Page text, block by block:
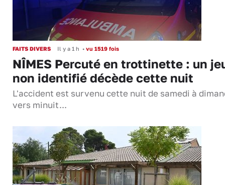
FAITS DIVERS Il y a 1 h • vu 1519 fois
NÎMES Percuté en trottinette : un
non identifié décède cette nuit
L'accident est survenu cette nuit de samedi à
vers minuit...